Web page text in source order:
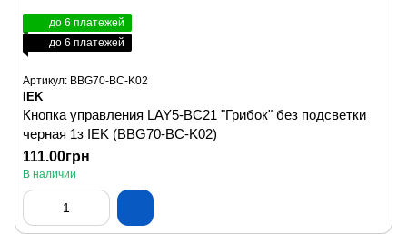
до 6 платежей
до 6 платежей
Артикул: BBG70-BC-K02
IEK
Кнопка управления LAY5-BC21 "Грибок" без подсветки
черная 1з IEK (BBG70-BC-K02)
111.00грн
В наличии